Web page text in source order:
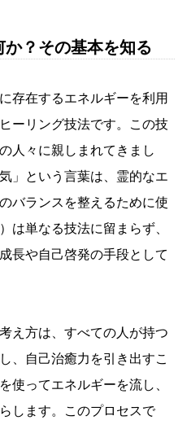
か？その基本を知る
存在するエネルギーを利用
ーリング技法です。この技
人々に親しまれてきまし
」という言葉は、霊的なエ
バランスを整えるために使
は単なる技法に留まらず、
長や自己啓発の手段として
え方は、すべての人が持つ
、自己治癒力を引き出すこ
使ってエネルギーを流し、
します。このプロセスで